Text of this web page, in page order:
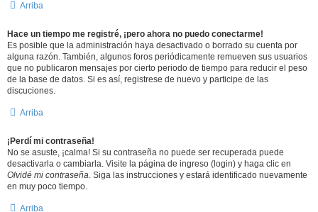
Arriba
Hace un tiempo me registré, ¡pero ahora no puedo conectarme!
Es posible que la administración haya desactivado o borrado su cuenta por
alguna razón. También, algunos foros periódicamente remueven sus usuarios
que no publicaron mensajes por cierto periodo de tiempo para reducir el peso
de la base de datos. Si es así, registrese de nuevo y participe de las
discuciones.
Arriba
¡Perdí mi contraseña!
No se asuste, ¡calma! Si su contraseña no puede ser recuperada puede
desactivarla o cambiarla. Visite la página de ingreso (login) y haga clic en
Olvidé mi contraseña. Siga las instrucciones y estará identificado nuevamente
en muy poco tiempo.
Arriba